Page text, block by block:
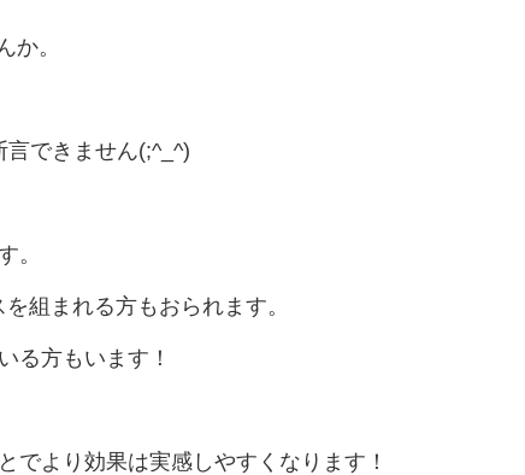
か。
できません(;^_^)
。
組まれる方もおられます。
る方もいます！
でより効果は実感しやすくなります！